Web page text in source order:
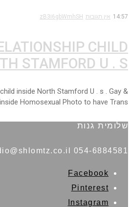
14:57 אין תגובות zB3i6gbWmhSH
CHILD
STAMFORD U . S .
inside North Stamford U . s . Gay &
Homosexual Photo to have Trans
שלומית גנות
054-6884581 studio@shlomtz.co.il
Facebook
Pinterest
Instagram